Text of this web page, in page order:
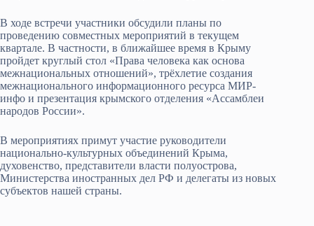
В ходе встречи участники обсудили планы по
проведению совместных мероприятий в текущем
квартале. В частности, в ближайшее время в Крыму
пройдет круглый стол «Права человека как основа
межнациональных отношений», трёхлетие создания
межнационального информационного ресурса МИР-
инфо и презентация крымского отделения «Ассамблеи
народов России».
В мероприятиях примут участие руководители
национально-культурных объединений Крыма,
духовенство, представители власти полуострова,
Министерства иностранных дел РФ и делегаты из новых
субъектов нашей страны.